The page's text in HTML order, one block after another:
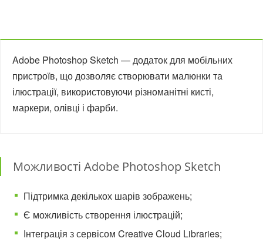
Adobe Photoshop Sketch — додаток для мобільних
пристроїв, що дозволяє створювати малюнки та
ілюстрації, використовуючи різноманітні кисті,
маркери, олівці і фарби.
Можливості Adobe Photoshop Sketch
Підтримка декількох шарів зображень;
Є можливість створення ілюстрацій;
Інтеграція з сервісом Creative Cloud Libraries;